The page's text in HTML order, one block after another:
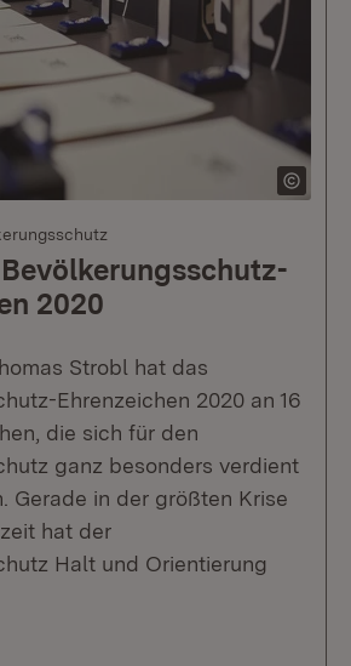
2020
Strobl hat das
Ehrenzeichen 2020 an 16
die sich für den
ganz besonders verdient
Gerade in der größten Krise
hat der
Halt und Orientierung